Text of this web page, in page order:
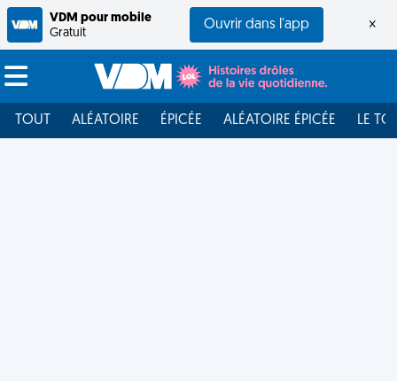
VDM pour mobile
Gratuit
Ouvrir dans l'app ×
TOUT ALÉATOIRE ÉPICÉE ALÉATOIRE ÉPICÉE LE